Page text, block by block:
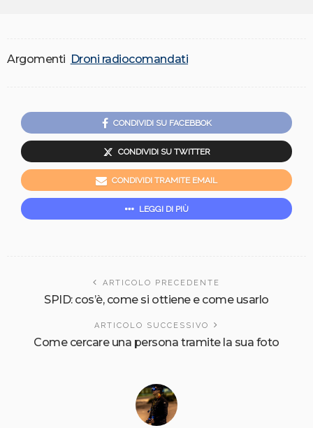
Argomenti Droni radiocomandati
CONDIVIDI SU FACEBBOK
CONDIVIDI SU TWITTER
CONDIVIDI TRAMITE EMAIL
LEGGI DI PIÙ
ARTICOLO PRECEDENTE
SPID: cos’è, come si ottiene e come usarlo
ARTICOLO SUCCESSIVO
Come cercare una persona tramite la sua foto